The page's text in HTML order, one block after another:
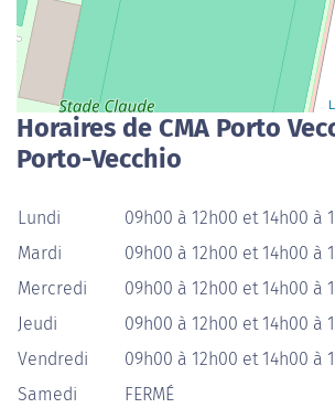
Horaires de CMA Porto
Porto-Vecchio
Lundi
09h00 à 12h00 et 14h00 à
Mardi
09h00 à 12h00 et 14h00 à
Mercredi
09h00 à 12h00 et 14h00 à
Jeudi
09h00 à 12h00 et 14h00 à
Vendredi
09h00 à 12h00 et 14h00 à
Samedi
FERMÉ